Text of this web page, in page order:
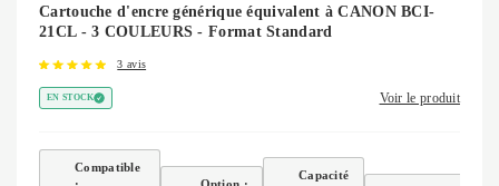
Cartouche d'encre générique équivalent à CANON BCI-
21CL - 3 COULEURS - Format Standard
3 avis
EN STOCK Voir le produit
Compatible
Capacité